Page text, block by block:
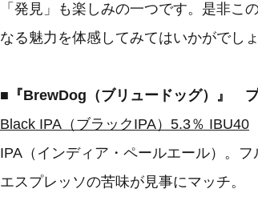
「発見」も楽しみの一つです。是非こ
なる魅力を体感してみてはいかがでしょ
■『BrewDog（ブリュードッグ）』
Black IPA（ブラックIPA）5.3％ IBU40
IPA（インディア・ペールエール）。
エスプレッソの苦味が見事にマッチ。